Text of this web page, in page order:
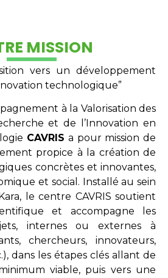
MISSION
vers un développement
technologique”
à la Valorisation des
et de l’Innovation en
CAVRIS a pour mission de
propice à la création de
concrètes et innovantes,
et social. Installé au sein
le centre CAVRIS soutient
et accompagne les
internes ou externes à
chercheurs, innovateurs,
dans les étapes clés allant de
viable, puis vers une